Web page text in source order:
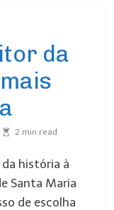
da
2 min read
história à
Santa Maria
de escolha